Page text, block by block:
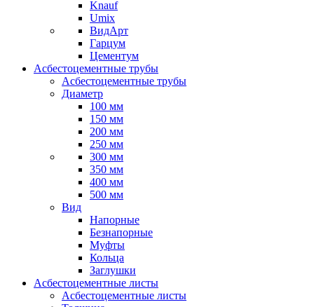
Knauf
Umix
ВидАрт
Гарцум
Цементум
Асбестоцементные трубы
Асбестоцементные трубы
Диаметр
100 мм
150 мм
200 мм
250 мм
300 мм
350 мм
400 мм
500 мм
Вид
Напорные
Безнапорные
Муфты
Кольца
Заглушки
Асбестоцементные листы
Асбестоцементные листы